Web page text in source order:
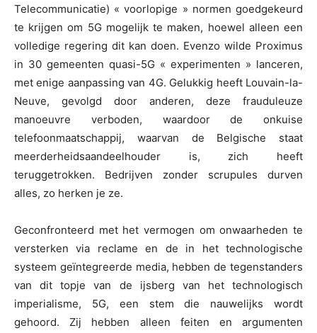
Telecommunicatie) « voorlopige » normen goedgekeurd
te krijgen om 5G mogelijk te maken, hoewel alleen een
volledige regering dit kan doen. Evenzo wilde Proximus
in 30 gemeenten quasi-5G « experimenten » lanceren,
met enige aanpassing van 4G. Gelukkig heeft Louvain-la-
Neuve, gevolgd door anderen, deze frauduleuze
manoeuvre verboden, waardoor de onkuise
telefoonmaatschappij, waarvan de Belgische staat
meerderheidsaandeelhouder is, zich heeft
teruggetrokken. Bedrijven zonder scrupules durven
alles, zo herken je ze.
Geconfronteerd met het vermogen om onwaarheden te
versterken via reclame en de in het technologische
systeem geïntegreerde media, hebben de tegenstanders
van dit topje van de ijsberg van het technologisch
imperialisme, 5G, een stem die nauwelijks wordt
gehoord. Zij hebben alleen feiten en argumenten